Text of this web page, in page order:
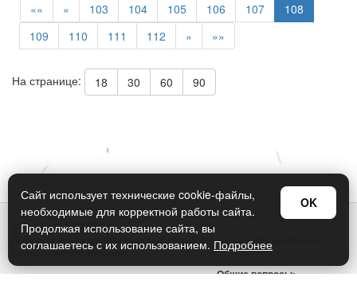
«« « 103 104 105 106 107
108
109
110 111 112 » »»
На странице: 18 30 60 90
© Арт Дизайн 2026
Политика конфиденциальности и обработки персональных данных
Правила использования
Общие вопросы:
Сайт использует технические cookie-файлы,
необходимые для корректной работы сайта.
Продолжая использование сайта, вы
соглашаетесь с их использованием. Подробнее
OK